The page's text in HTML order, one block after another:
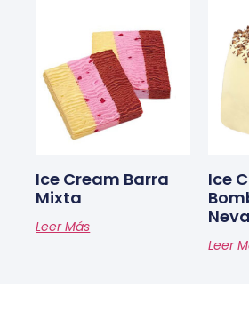
Ice Cream Barra
Mixta
Leer Más
Ice
Leer